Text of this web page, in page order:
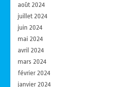
août 2024
juillet 2024
juin 2024
mai 2024
avril 2024
mars 2024
février 2024
janvier 2024